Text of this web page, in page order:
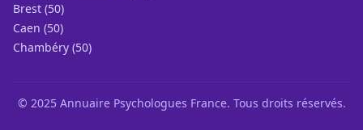
Brest (50)
Caen (50)
Chambéry (50)
© 2025 Annuaire Psychologues France. Tous droits réservés.